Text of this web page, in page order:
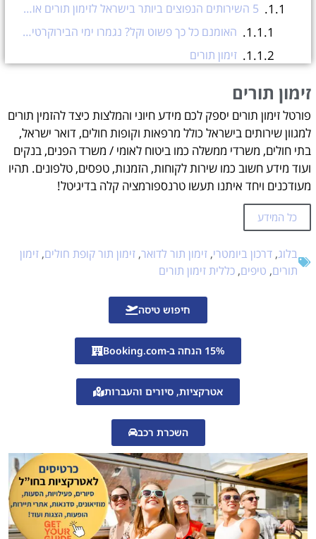
5 השירותים הנפוצים ביותר בישראל לזימון תורים אונליין
האומנם כל כך פשוט וקל? נגמרו ימי הבירוקרטיה והסחבת? אתם מוזמנים לנסות בעצמכם ולגלות שגם אם עדיין יש צורך להטריח את עצמכם לכל מיני תורים וסידורים, לפחות קביעת התור הפכה קלה ונוחה באופן משמעותי.
זימון תורים
זימון תורים
פורטל זימון תורים יספק לכם מידע חיוני והמלצות כיצד להזמין תורים
למגוון שירותים בישראל כולל מרפאות וקופות חולים, דואר ישראל,
בתי חולים, משרדי ממשלה כמו ביטוח לאומי / משרד הפנים, בנקים
ועוד מידע חשוב כמו שירות לקוחות, הזמנות, טפסים, טלפונים. תהיו
מעודכנים ויחד איתנו תעשו טרנספורמציה קלה בדיגיטל!
כל המידע
בלוג, דרכון ביומטרי, זימון תור לדואר, זימון תור קופת חולים, זימון
תורים, טיפים, כללית זימון תורים
חיפוש טיסה
15% הנחה ב-Booking.com
אטרקציות, סיורים והעברות
השכרת רכב